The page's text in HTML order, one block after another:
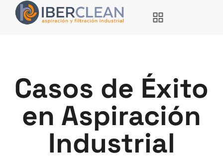
Casos de Éxito
en Aspiración
Industrial